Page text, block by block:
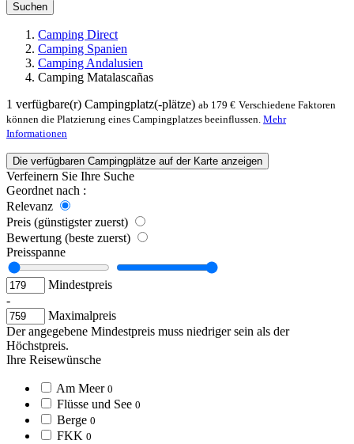
Suchen
Camping Direct
Camping Spanien
Camping Andalusien
Camping Matalascañas
1 verfügbare(r) Campingplatz(-plätze) ab 179 € Verschiedene Faktoren
können die Platzierung eines Campingplatzes beeinflussen. Mehr
Informationen
Die verfügbaren Campingplätze auf der Karte anzeigen
Verfeinern Sie Ihre Suche
Geordnet nach :
Relevanz
Preis (günstigster zuerst)
Bewertung (beste zuerst)
Preisspanne
Mindestpreis
-
Maximalpreis
Der angegebene Mindestpreis muss niedriger sein als der
Höchstpreis.
Ihre Reisewünsche
Am Meer 0
Flüsse und See 0
Berge 0
FKK 0